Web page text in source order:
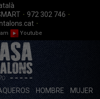
· 972 302 746 ·
·
Youtube
HOMBRE MUJER